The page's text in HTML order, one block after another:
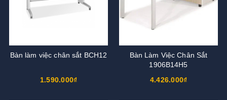
Bàn làm việc chân sắt BCH12
1.590.000₫
Bàn Làm Việc Chân Sắt
1906B14H5
4.426.000₫